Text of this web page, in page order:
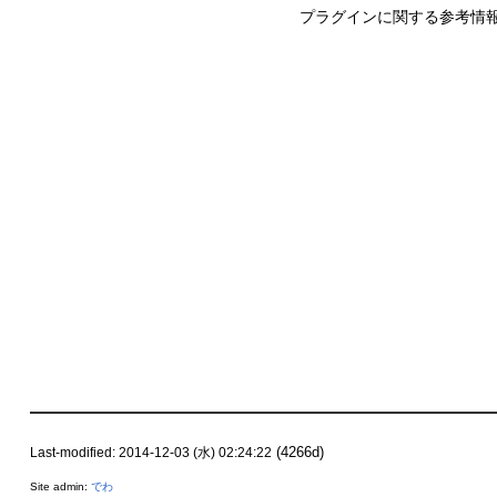
プラグインに関する参考情
Last-modified: 2014-12-03 (水) 02:24:22 (4266d)
Site admin: でわ